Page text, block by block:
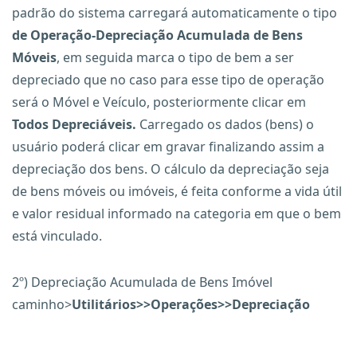
padrão do sistema carregará automaticamente o tipo
de Operação-Depreciação Acumulada de Bens
Móveis, em seguida marca o tipo de bem a ser
depreciado que no caso para esse tipo de operação
será o Móvel e Veículo, posteriormente clicar em
Todos Depreciáveis. Carregado os dados (bens) o
usuário poderá clicar em gravar finalizando assim a
depreciação dos bens. O cálculo da depreciação seja
de bens móveis ou imóveis, é feita conforme a vida útil
e valor residual informado na categoria em que o bem
está vinculado.
2º) Depreciação Acumulada de Bens Imóvel
caminho>Utilitários>>Operações>>Depreciação